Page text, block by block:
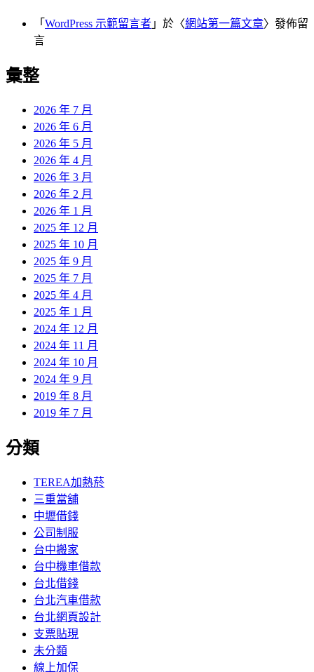
「 WordPress 示範留言者 」於〈網站第一篇文章〉發佈留
言
彙整
2026 年 7 月
2026 年 6 月
2026 年 5 月
2026 年 4 月
2026 年 3 月
2026 年 2 月
2026 年 1 月
2025 年 12 月
2025 年 10 月
2025 年 9 月
2025 年 7 月
2025 年 4 月
2025 年 1 月
2024 年 12 月
2024 年 11 月
2024 年 10 月
2024 年 9 月
2019 年 8 月
2019 年 7 月
分類
TEREA加熱菸
三重當舖
中壢借錢
公司制服
台中搬家
台中機車借款
台北借錢
台北汽車借款
台北網頁設計
支票貼現
未分類
線上加保